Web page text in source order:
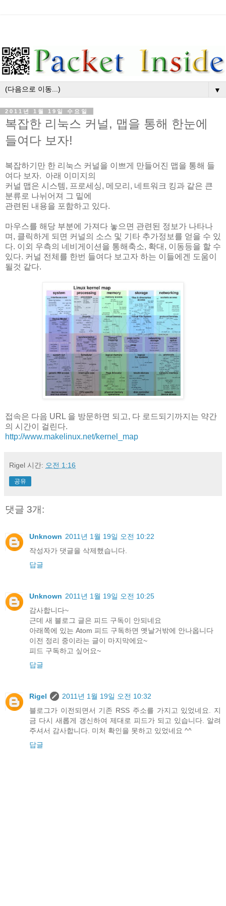
▼
2011년 1월 19일 수요일
복잡한 리눅스 커널, 맵을 통해 한눈에
들여다 보자!
복잡하기만 한 리눅스 커널을 이쁘게 만들어진 맵을 통해 들
여다 보자. 아래 이미지의
커널 맵은 시스템, 프로세싱, 메모리, 네트워크 킹과 같은 큰
분류로 나뉘어져 그 밑에
관련된 내용을 포함하고 있다.
마우스를 해당 부분에 가져다 놓으면 관련된 정보가 나타나
며, 클릭하게 되면 커널의 소스 및 기타 추가정보를 얻을 수 있
다. 이외 우측의 네비게이션을 통해축소, 확대, 이동등을 할 수
있다. 커널 전체를 한번 들여다 보고자 하는 이들에겐 도움이
될것 같다.
접속은 다음 URL 을 방문하면 되고, 다 로드되기까지는 약간
의 시간이 걸린다.
http://www.makelinux.net/kernel_map
Rigel 시간: 오전 1:16
공유
댓글 3개:
Unknown 2011년 1월 19일 오전 10:22
작성자가 댓글을 삭제했습니다.
답글
Unknown 2011년 1월 19일 오전 10:25
감사합니다~
근데 새 블로그 글은 피드 구독이 안되네요
아래쪽에 있는 Atom 피드 구독하면 옛날거밖에 안나옵니다
이전 정리 중이라는 글이 마지막에요~
피드 구독하고 싶어요~
답글
Rigel
2011년 1월 19일 오전 10:32
블로그가 이전되면서 기존 RSS 주소를 가지고 있었네요. 지
금 다시 새롭게 갱신하여 제대로 피드가 되고 있습니다. 알려
주셔서 감사합니다. 미처 확인을 못하고 있었네요 ^^
답글